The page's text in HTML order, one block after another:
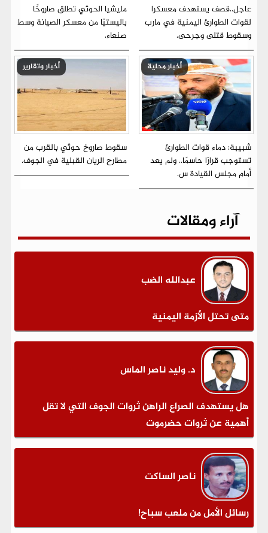
عاجل..قصف يستهدف معسكرا
لقوات الطوارئ اليمنية في مارب
وسقوط قتلى وجرحى.
مليشيا الحوثي تطلق صاروخًا
باليستيًا من معسكر الصيانة وسط
صنعاء.
أخبار محلية
شبيبة: دماء قوات الطوارئ
تستوجب قرارًا حاسمًا.. ولم يعد
أمام مجلس القيادة س.
أخبار وتقارير
سقوط صاروخ حوثي بالقرب من
مطارح الريان القبلية في الجوف.
آراء ومقالات
عبدالله الضب
متى تحتل الأزمة اليمنية
د. وليد ناصر الماس
هل يستهدف الصراع الراهن ثروات الجوف التي لا تقل
أهمية عن ثروات حضرموت
ناصر الساكت
رسائل الأمل من ملعب سباح!